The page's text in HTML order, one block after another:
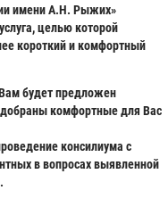
имени А.Н. Рыжих»
целью которой
короткий и комфортный
будет предложен
комфортные для Вас
консилиума с
в вопросах выявленной